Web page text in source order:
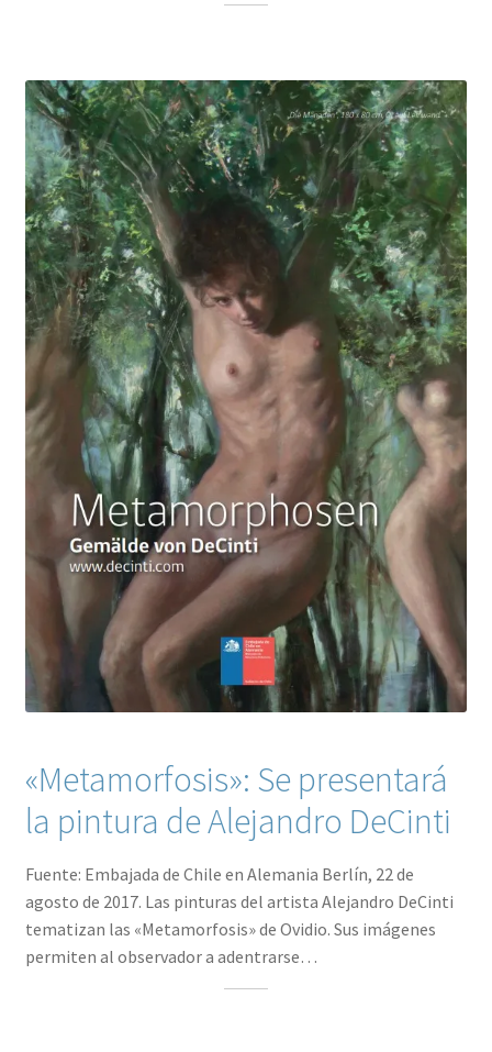
«Metamorfosis»: Se presentará
la pintura de Alejandro DeCinti
Fuente: Embajada de Chile en Alemania Berlín, 22 de
agosto de 2017. Las pinturas del artista Alejandro DeCinti
tematizan las «Metamorfosis» de Ovidio. Sus imágenes
permiten al observador a adentrarse…